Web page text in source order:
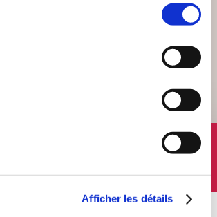
Afficher les détails